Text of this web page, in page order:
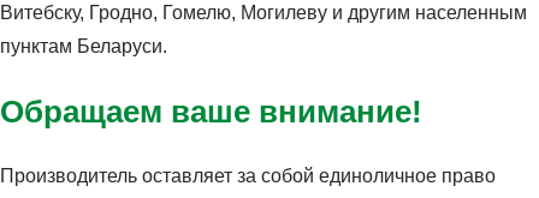
Витебску, Гродно, Гомелю, Могилеву и другим населенным
пунктам Беларуси.
Обращаем ваше внимание!
Производитель оставляет за собой единоличное право